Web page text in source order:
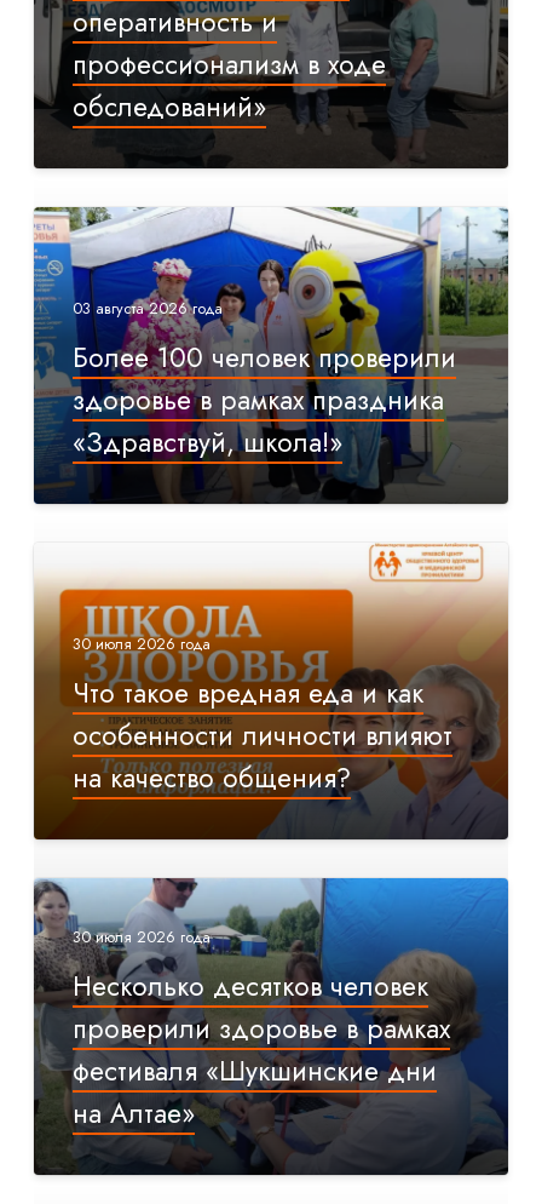
оперативность и
профессионализм в ходе
обследований»
03 августа 2026 года
Более 100 человек проверили
здоровье в рамках праздника
«Здравствуй, школа!»
30 июля 2026 года
Что такое вредная еда и как
особенности личности влияют
на качество общения?
30 июля 2026 года
Несколько десятков человек
проверили здоровье в рамках
фестиваля «Шукшинские дни
на Алтае»